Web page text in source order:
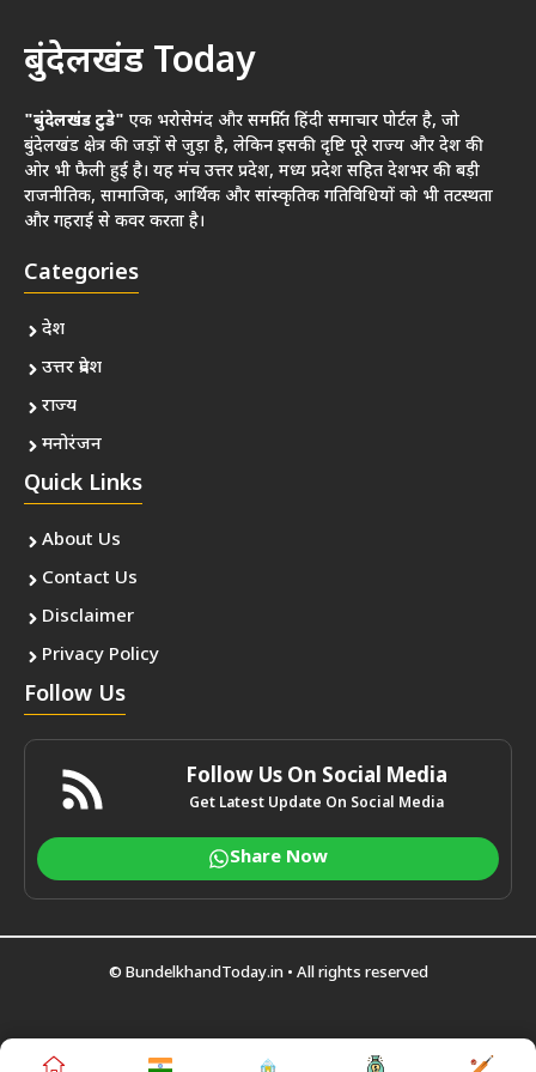
बुंदेलखंड Today
"बुंदेलखंड टुडे" एक भरोसेमंद और समर्पित हिंदी समाचार पोर्टल है, जो
बुंदेलखंड क्षेत्र की जड़ों से जुड़ा है, लेकिन इसकी दृष्टि पूरे राज्य और देश की
ओर भी फैली हुई है। यह मंच उत्तर प्रदेश, मध्य प्रदेश सहित देशभर की बड़ी
राजनीतिक, सामाजिक, आर्थिक और सांस्कृतिक गतिविधियों को भी तटस्थता
और गहराई से कवर करता है।
Categories
देश
उत्तर प्रदेश
राज्य
मनोरंजन
Quick Links
About Us
Contact Us
Disclaimer
Privacy Policy
Follow Us
Follow Us On Social Media
Get Latest Update On Social Media
Share Now
© BundelkhandToday.in • All rights reserved